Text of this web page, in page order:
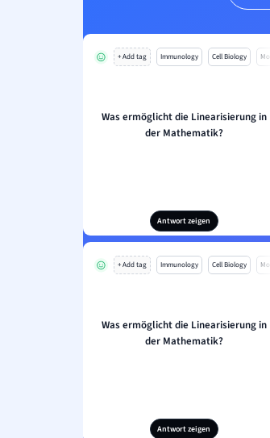
+ Add tag Immunology Cell Biology Mo
Was ermöglicht die Linearisierung in
der Mathematik?
Antwort zeigen
+ Add tag Immunology Cell Biology Mo
Was ermöglicht die Linearisierung in
der Mathematik?
Antwort zeigen